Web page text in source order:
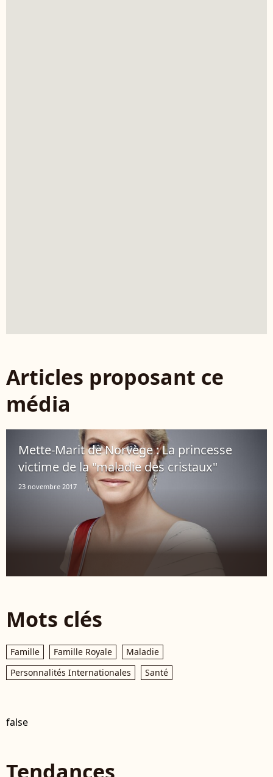
Articles proposant ce
média
Mette-Marit de Norvège : La princesse
victime de la "maladie des cristaux"
23 novembre 2017
Mots clés
Famille Famille Royale
Maladie
Personnalités Internationales
Santé
false
Tendances